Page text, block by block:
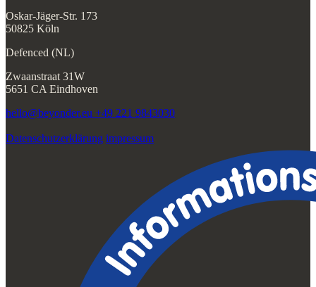
Oskar-Jäger-Str. 173
50825 Köln
Defenced (NL)
Zwaanstraat 31W
5651 CA Eindhoven
hello@beyonder.eu +49 221 9843030
Datenschutzerklärung impressum